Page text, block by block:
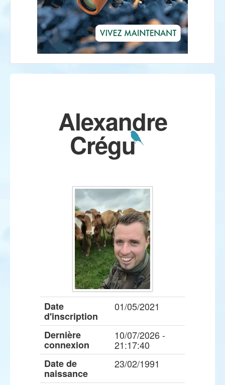
Alexandre
Crégu
Date
d'inscription
01/05/2021
Dernière
connexion
10/07/2026 -
21:17:40
Date de
naissance
23/02/1991